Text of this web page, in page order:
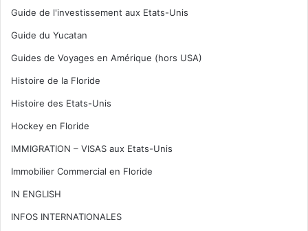
Guide de l'investissement aux Etats-Unis
Guide du Yucatan
Guides de Voyages en Amérique (hors USA)
Histoire de la Floride
Histoire des Etats-Unis
Hockey en Floride
IMMIGRATION – VISAS aux Etats-Unis
Immobilier Commercial en Floride
IN ENGLISH
INFOS INTERNATIONALES